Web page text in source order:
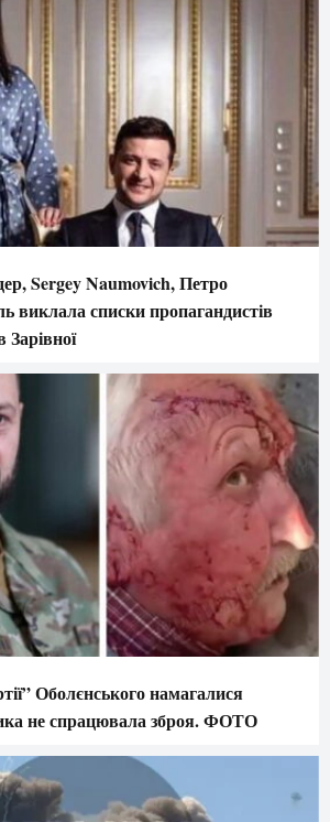
Sergey Naumovich, Петро
виклала списки пропагандистів
Зарівної
Оболєнського намагалися
не спрацювала зброя. ФОТО